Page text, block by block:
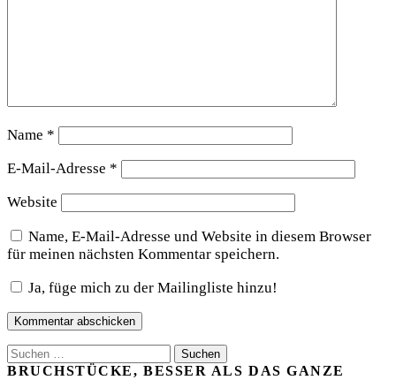
Name *
E-Mail-Adresse *
Website
Name, E-Mail-Adresse und Website in diesem Browser
für meinen nächsten Kommentar speichern.
Ja, füge mich zu der Mailingliste hinzu!
Suchen
nach:
BRUCHSTÜCKE, BESSER ALS DAS GANZE